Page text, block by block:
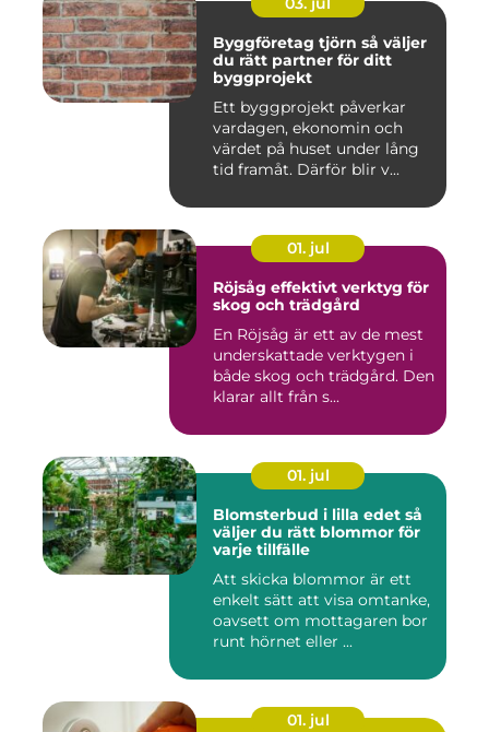
Byggföretag tjörn så väljer
du rätt partner för ditt
byggprojekt
Ett byggprojekt påverkar
vardagen, ekonomin och
värdet på huset under lång
tid framåt. Därför blir v...
01. jul
Röjsåg effektivt verktyg för
skog och trädgård
En Röjsåg är ett av de mest
underskattade verktygen i
både skog och trädgård. Den
klarar allt från s...
01. jul
Blomsterbud i lilla edet så
väljer du rätt blommor för
varje tillfälle
Att skicka blommor är ett
enkelt sätt att visa omtanke,
oavsett om mottagaren bor
runt hörnet eller ...
01. jul